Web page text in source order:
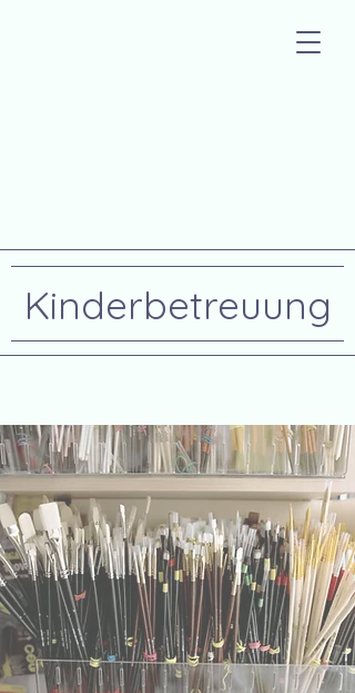
Kinderbetreuung